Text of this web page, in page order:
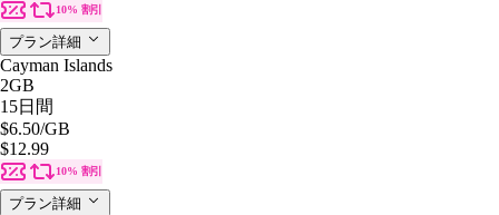
10% 割引
プラン詳細
Cayman Islands
2GB
15日間
$6.50/GB
$12.99
10% 割引
プラン詳細